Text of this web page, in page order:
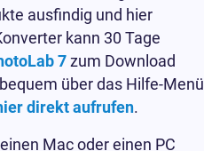
ausfindig und hier
kann 30 Tage
7zum Download
über das Hilfe-Menü
direkt aufrufen.
Mac oder einen PC